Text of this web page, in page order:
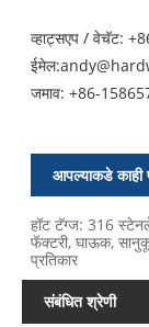
व्हाट्सएप / वेचॅट:
ईमेल:
जमाव:+86-
आपल्याकडे काही
हॉट टॅग्ज: 316
फॅक्टरी, घाऊक,
प्रतिकार
संबंधित श्रेणी